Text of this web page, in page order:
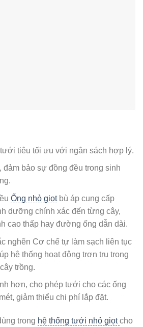
tiêu tối ưu với ngân sách hợp lý.
đảm bảo sự đồng đều trong sinh
Ống nhỏ giọtbù áp cung cấp
dưỡng chính xác đến từng cây,
cao thấp hay đường ống dẫn dài.
nghẽn Cơ chế tự làm sạch liên tục
hệ thống hoạt động trơn tru trong
trồng.
hơn, cho phép tưới cho các ống
giảm thiểu chi phí lắp đặt.
trong hệ thống tưới nhỏ giọtcho